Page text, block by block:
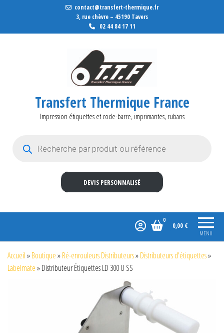
contact@transfert-thermique.fr
3, rue chèvre – 45190 Tavers
02 44 84 17 11
Transfert Thermique France
Impression étiquettes et code-barre, imprimantes, rubans
DEVIS PERSONNALISÉ
MENU
0
0,00 €
Accueil»Boutique»Ré-enrouleurs Distributeurs»Distributeurs d'étiquettes»
Labelmate»Distributeur Étiquettes LD 300 U SS